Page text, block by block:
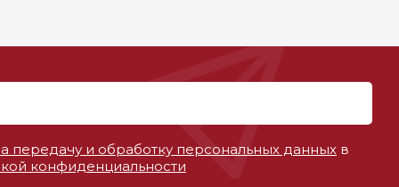
передачу и обработку персональных данных в
конфиденциальности